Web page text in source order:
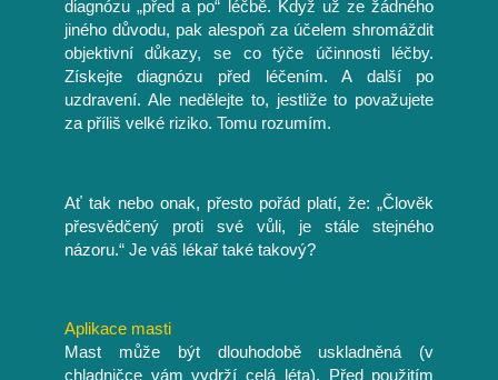
diagnózu „před a po“ léčbě. Když už ze žádného
jiného důvodu, pak alespoň za účelem shromáždit
objektivní důkazy, se co týče účinnosti léčby.
Získejte diagnózu před léčením. A další po
uzdravení. Ale nedělejte to, jestliže to považujete
za příliš velké riziko. Tomu rozumím.
Ať tak nebo onak, přesto pořád platí, že: „Člověk
přesvědčený proti své vůli, je stále stejného
názoru.“ Je váš lékař také takový?
Aplikace masti
Mast může být dlouhodobě uskladněná (v
chladničce vám vydrží celá léta). Před použitím